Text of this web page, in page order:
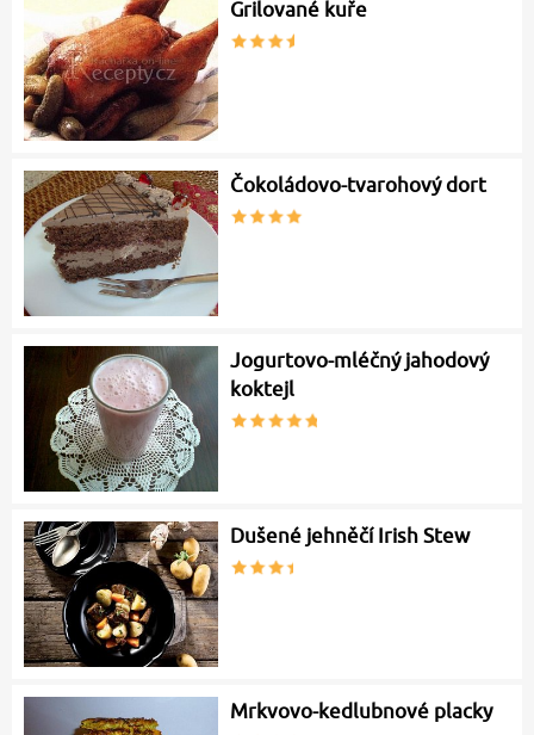
Grilované kuře
Čokoládovo-tvarohový dort
Jogurtovo-mléčný jahodový
koktejl
Dušené jehněčí Irish Stew
Mrkvovo-kedlubnové placky